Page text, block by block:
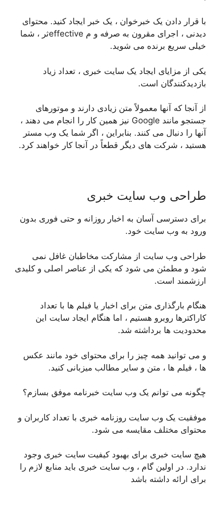
با قرار دادن یک خبرخوان ، یک خبر ایجاد کنید. محتوای
دیدنی ، اجرای مقرون به صرفه و م effectiveثر ، شما
خیلی سریع برنده می شوید.
یکی از مزایای ایجاد یک سایت خبری ، تعداد زیاد
بازدیدکنندگان است.
از آنجا که آنها معمولاً متن زیادی دارند و موتورهای
جستجو مانند Google نیز همین کار را انجام می دهند ،
آنها را دنبال می کنند. بنابراین ، اگر شما یک وب مستر
هستید ، شرکت های دیگر قطعاً در آنجا کار خواهند کرد.
طراحی وب سایت خبری
برای دسترسی آسان به اخبار روزانه و حتی فوری بدون
ورود به وب سایت خود.
طراحی وب سایت از مشارکت مخاطبان غافل نمی
شود و مطمئن می شود که یکی از عناصر اصلی و کلیدی
ارزشمند است.
هنگام بارگذاری متن برای اخبار یا فیلم ها با تعداد
کاراکترها روبرو هستیم ، اما هنگام ایجاد سایت این
محدودیت ها برداشته شد.
و می توانید همه چیز را برای محتوای خود مانند عکس
ها ، فیلم ها ، متن و سایر مطالب میزبانی کنید.
چگونه می توانم یک وب سایت خبرنامه موفق بسازم؟
موفقیت یک وب سایت روزنامه خبری با تعداد کاربران و
محتوای مختلف مقایسه می شود.
هیچ سایت خبری برای بهبود کیفیت سایت خبری وجود
ندارد. در اولین گام ، وب سایت خبری باید منابع لازم را
برای ارائه داشته باشد